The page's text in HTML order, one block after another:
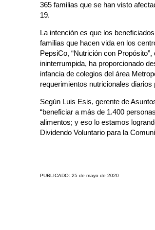
365 familias que se han visto
19.
La intención es que los
familias que hacen vida en los
PepsiCo, “Nutrición con
ininterrumpida, ha proporcionado
infancia de colegios del área
requerimientos nutricionales
Según Luis Esis, gerente de
“beneficiar a más de 1.400
alimentos; y eso lo estamos
Dividendo Voluntario para la
PUBLICADO: 25 de mayo de 2020